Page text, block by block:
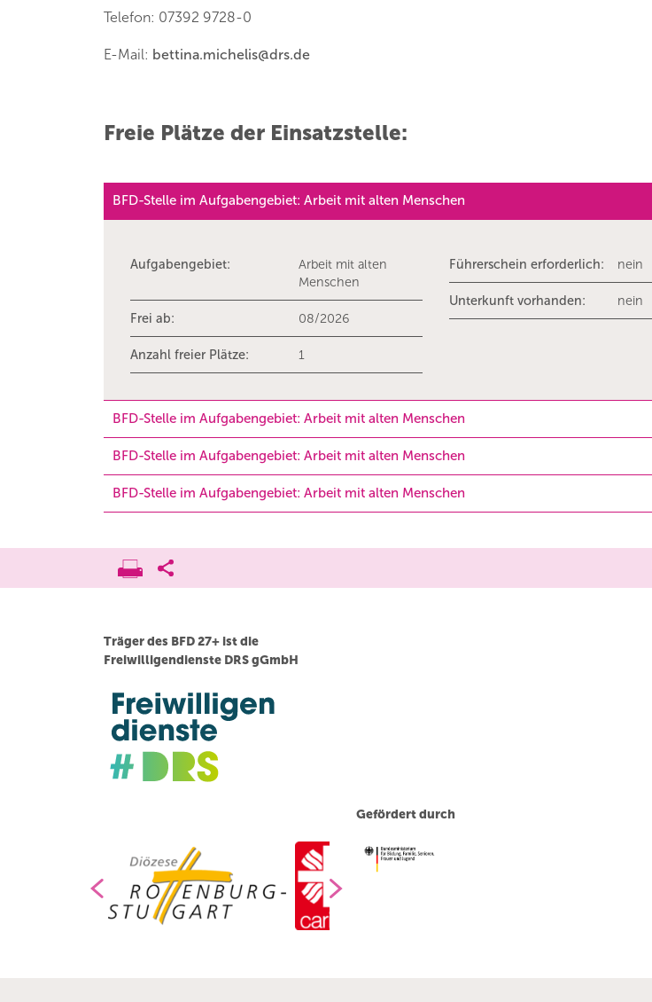
Telefon: 07392 9728-0
E-Mail: bettina.michelis@drs.de
Freie Plätze der Einsatzstelle:
BFD-Stelle im Aufgabengebiet: Arbeit mit alten Menschen
Aufgabengebiet:
Arbeit mit alten
Menschen
Frei ab: 08/2026
Anzahl freier Plätze: 1
Führerschein erforderlich: nein
Unterkunft vorhanden: nein
BFD-Stelle im Aufgabengebiet: Arbeit mit alten Menschen
BFD-Stelle im Aufgabengebiet: Arbeit mit alten Menschen
BFD-Stelle im Aufgabengebiet: Arbeit mit alten Menschen
Träger des BFD 27+ ist die
Freiwilligendienste DRS gGmbH
Gefördert durch